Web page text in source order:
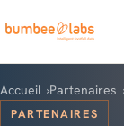
Accueil Partenaires
PARTENAIRES